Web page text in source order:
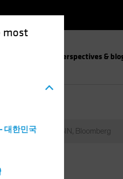
most
대한민국
Perspectives &